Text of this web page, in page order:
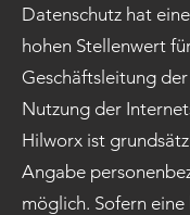
Datenschutz hat
hohen Stellenwert
Geschäftsleitung
Nutzung der
Hilworx ist
Angabe
möglich. Sofern